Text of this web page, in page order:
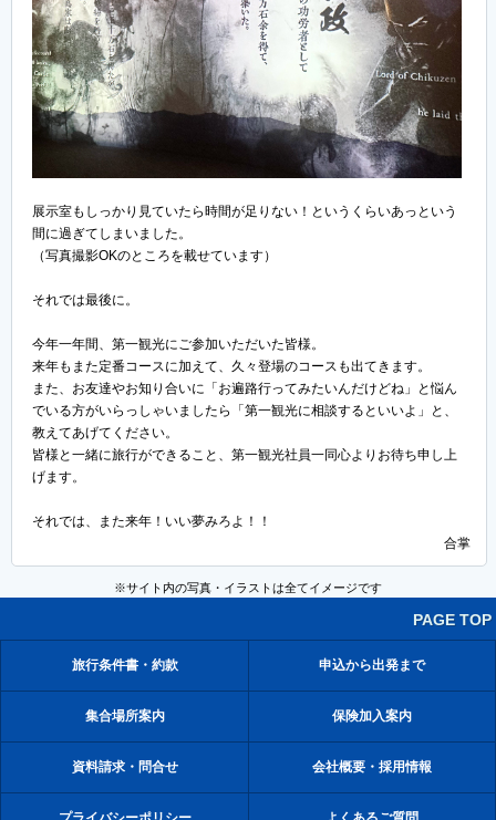
展示室もしっかり見ていたら時間が足りない！というくらいあっという
間に過ぎてしまいました。
（写真撮影OKのところを載せています）
それでは最後に。
今年一年間、第一観光にご参加いただいた皆様。
来年もまた定番コースに加えて、久々登場のコースも出てきます。
また、お友達やお知り合いに「お遍路行ってみたいんだけどね」と悩ん
でいる方がいらっしゃいましたら「第一観光に相談するといいよ」と、
教えてあげてください。
皆様と一緒に旅行ができること、第一観光社員一同心よりお待ち申し上
げます。
それでは、また来年！いい夢みろよ！！
合掌
PAGE TOP
※サイト内の写真・イラストは全てイメージです
旅行条件書・約款 申込から出発まで
集合場所案内 保険加入案内
資料請求・問合せ 会社概要・採用情報